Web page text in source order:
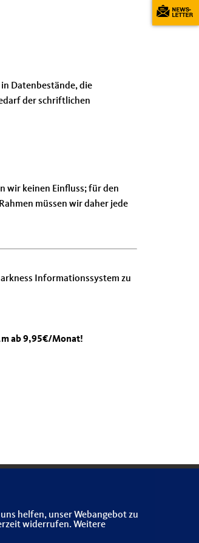
Datenbestände, die
der schriftlichen
wir keinen Einfluss; für den
müssen wir daher jede
Informationssystem zu
ab 9,95€/Monat!
helfen, unser Webangebot zu
widerrufen. Weitere